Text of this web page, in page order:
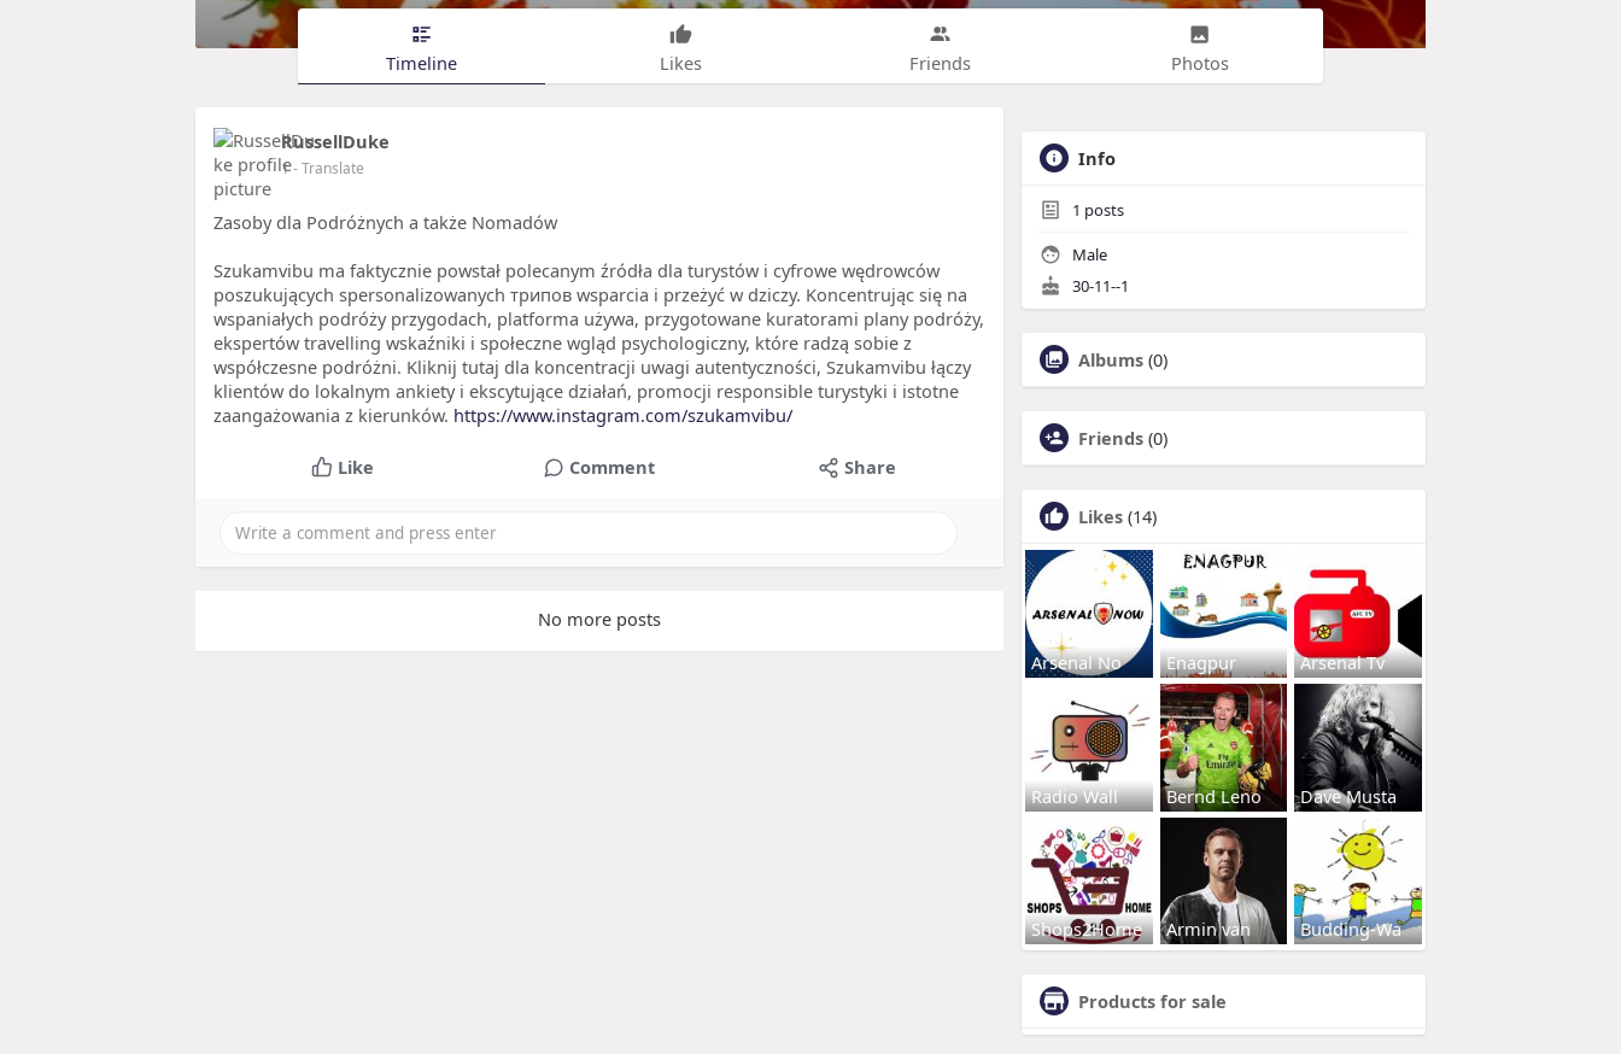
Timeline Likes Friends Photos
RussellDuke
1- Translate
Zasoby dla Podróżnych a także Nomadów
Szukamvibu ma faktycznie powstał polecanym źródła dla turystów i cyfrowe wędrowców
poszukujących spersonalizowanych трипов wsparcia i przeżyć w dziczy. Koncentrując się na
wspaniałych podróży przygodach, platforma używa, przygotowane kuratorami plany podróży,
ekspertów travelling wskaźniki i społeczne wgląd psychologiczny, które radzą sobie z
współczesne podróżni. Kliknij tutaj dla koncentracji uwagi autentyczności, Szukamvibu łączy
klientów do lokalnym ankiety i ekscytujące działań, promocji responsible turystyki i istotne
zaangażowania z kierunków. https://www.instagram.com/szukamvibu/
Like Comment Share
No more posts
Info
1 posts
Male
30-11--1
Albums (0)
Friends (0)
Likes (14)
Arsenal No Enagpur Arsenal Tv
Radio Wall Bernd Leno Dave Musta
Shops2Home Armin van Budding-Wa
Products for sale